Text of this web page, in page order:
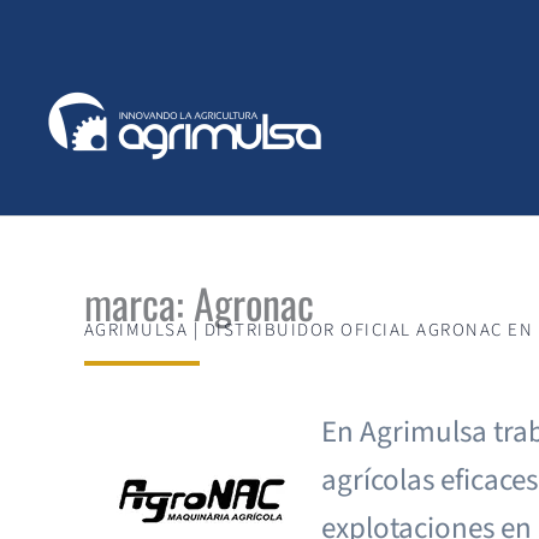
marca: Agronac
AGRIMULSA | DISTRIBUIDOR OFICIAL AGRONAC
En Agrimulsa
agrícolas
explotaciones